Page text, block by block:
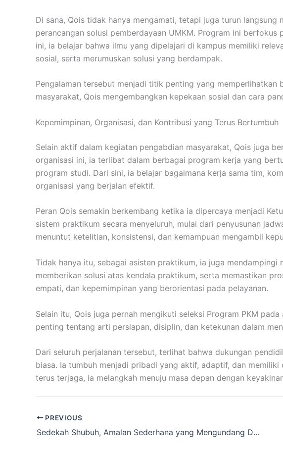
Di sana, Qois tidak hanya mengamati, tetapi juga turun
perancangan solusi pemberdayaan UMKM. Program ini
ini, ia belajar bahwa ilmu yang dipelajari di kampus memiliki
sosial, serta merumuskan solusi yang berdampak.
Pengalaman tersebut menjadi titik penting yang
masyarakat, Qois mengembangkan kepekaan sosial dan cara
Kepemimpinan, Organisasi, dan Kontribusi yang Terus Bertumbuh
Selain aktif dalam kegiatan pengabdian masyarakat, Qois juga
organisasi ini, ia terlibat dalam berbagai program kerja yang
program studi. Dari sini, ia belajar bagaimana kerja sama tim,
organisasi yang berjalan efektif.
Peran Qois semakin berkembang ketika ia dipercaya menjadi
sistem praktikum secara menyeluruh, mulai dari penyusunan
menuntut ketelitian, konsistensi, dan kemampuan mengambil
Tidak hanya itu, sebagai asisten praktikum, ia juga
memberikan solusi atas kendala praktikum, serta memastikan
empati, dan kepemimpinan yang berorientasi pada pelayanan.
Selain itu, Qois juga pernah mengikuti seleksi Program PKM
penting tentang arti persiapan, disiplin, dan ketekunan dalam
Dari seluruh perjalanan tersebut, terlihat bahwa dukungan
biasa. Ia tumbuh menjadi pribadi yang aktif, adaptif, dan
terus terjaga, ia melangkah menuju masa depan dengan
PREVIOUS
Sedekah Shubuh, Amalan Sederhana yang Mengundang Doa Malaikat